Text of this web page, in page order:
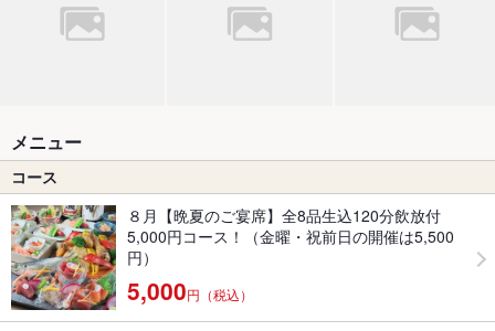
メニュー
コース
８月【晩夏のご宴席】全8品生込120分飲放付
5,000円コース！（金曜・祝前日の開催は5,500
円）
5,000円（税込）